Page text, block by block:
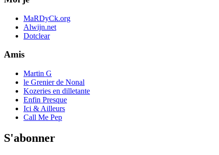
MaRDyCk.org
Alwijn.net
Dotclear
Amis
Martin G
le Grenier de Nonal
Kozeries en dilletante
Enfin Presque
Ici & Ailleurs
Call Me Pep
S'abonner